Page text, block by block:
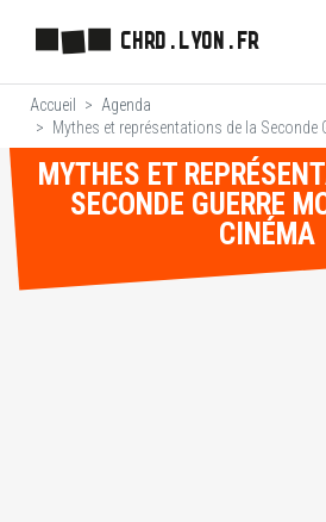
CHRD.LYON.FR
Accueil
Agenda
Mythes et représentations de la Seconde
MYTHES ET
SECONDE GUERRE
CINÉMA